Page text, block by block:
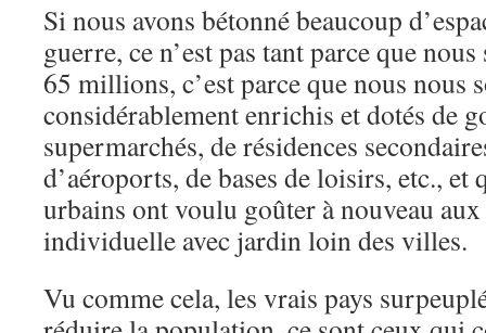
Si nous avons bétonné beaucoup
guerre, ce n’est pas tant parce que
65 millions, c’est parce que nous nous
considérablement enrichis et dotés de
supermarchés, de résidences
d’aéroports, de bases de loisirs, etc., et
urbains ont voulu goûter à nouveau
individuelle avec jardin loin des villes.
Vu comme cela, les vrais pays